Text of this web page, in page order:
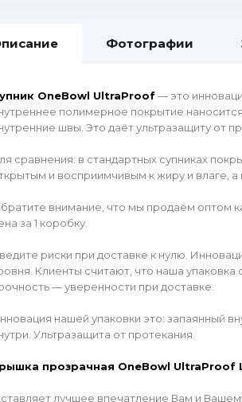
Фотографии
OneBowl UltraProof— это
полимерное покрытие
швы. Это даёт ультразащиту от
сравнения: в стандартных супниках
и восприимчивым к жиру и влаге, а
внимание, что мы продаём оптом
за 1 коробку.
риски при доставке к нулю.
Клиенты считают, что наша упаковка
— уверенности при доставке.
нашей упаковки это: запаянный
Ультразащита от протекания.
прозрачная OneBowl UltraProof
лучшее впечатление Вам и